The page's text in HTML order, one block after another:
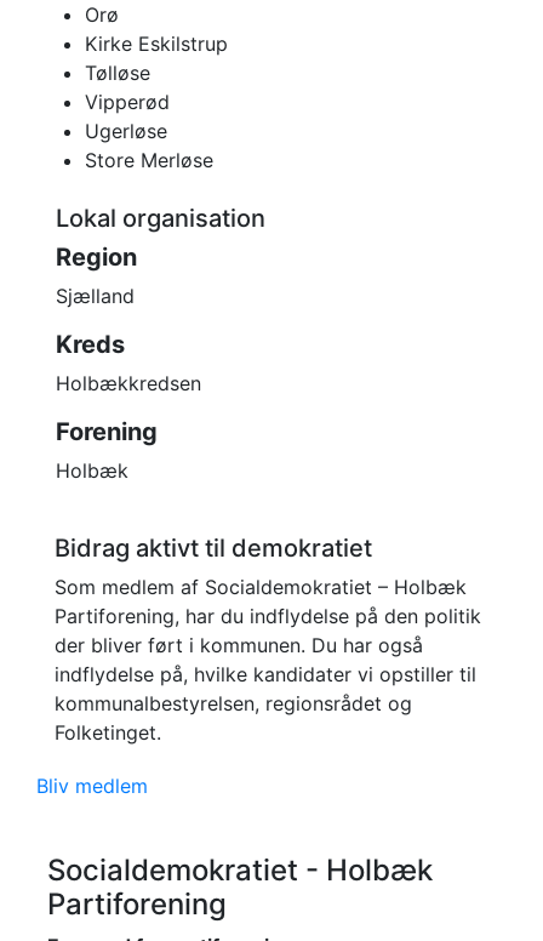
Orø
Kirke Eskilstrup
Tølløse
Vipperød
Ugerløse
Store Merløse
Lokal organisation
Region
Sjælland
Kreds
Holbækkredsen
Forening
Holbæk
Bidrag aktivt til demokratiet
Som medlem af Socialdemokratiet – Holbæk
Partiforening, har du indflydelse på den politik
der bliver ført i kommunen. Du har også
indflydelse på, hvilke kandidater vi opstiller til
kommunalbestyrelsen, regionsrådet og
Folketinget.
Bliv medlem
Socialdemokratiet - Holbæk
Partiforening